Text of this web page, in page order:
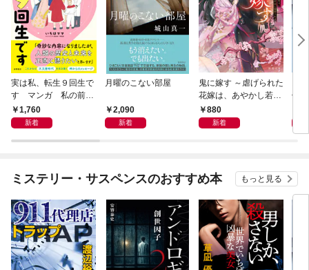
実は私、転生９回生で
す マンガ 私の前世
物語1,760
新着
月曜のこない部屋
2,090
新着
鬼に嫁す ～虐げられた
花嫁は、あやかし若頭
に溺愛される～
880
新着
件
ミステリー・サスペンスのおすすめ本 もっと見る